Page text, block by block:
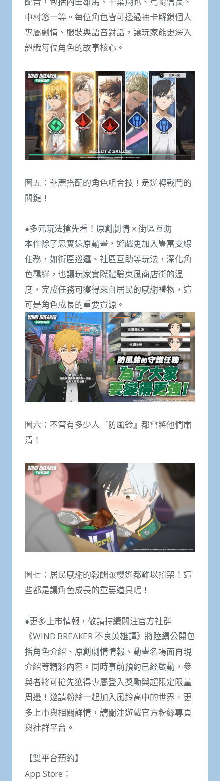
中村悠一等。每位角色皆可透過抽卡解鎖個人
專屬劇情、服裝與語音對話，讓玩家能更深入
認識每位角色的故事核心。
圖五：華麗搭配的角色組合技！是逆轉戰鬥的
關鍵！
●多元玩法搶先看！原創劇情 × 街區互助
本作除了忠實還原動畫，遊戲更加入豐富支線
任務，如街區巡邏、社區互助等玩法，深化角
色羈絆，也讓玩家實際體驗東風商店街的溫
度，完成任務可獲得來自居民的感謝禮物，這
可是角色成長的重要資源。
圖六：不管有多少人『防風鈴』都會將他們肅
清！
圖七：居民感謝的報酬讓櫻遙都難以招架！這
些都是讓角色成長的重要道具呢！
●更多上市情報，敬請持續關注官方社群
《WIND BREAKER 不良英雄譚》將陸續公開包
括角色介紹、原創劇情情報、動畫名場面再現
介紹等精彩內容。同時事前預約已經啟動，參
與者將可搶先獲得專屬登入獎勵與超限定限量
周邊！邀請粉絲一起加入風鈴高中的世界。更
多上市與相關詳情，請關注遊戲官方粉絲專頁
與社群平台。
【雙平台預約】
App Store：